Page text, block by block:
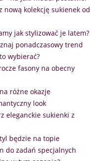
nową kolekcję sukienek od
jak stylizować je latem?
ponadczasowy trend
wybierać?
fasony na obecny
różne okazje
look
eleganckie sukienki z
będzie na topie
do zadań specjalnych